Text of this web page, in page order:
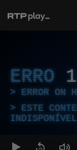
ERRO
ERROR ON
ESTE
INDISPONÍVEL